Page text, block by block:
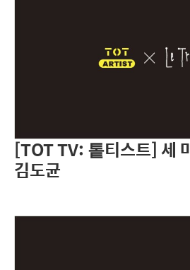
[TOT TV: 톹티스트] 세
김도균